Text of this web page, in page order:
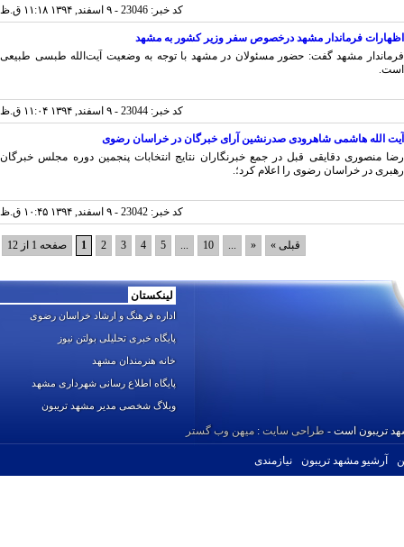
کد خبر: 23046 - ۹ اسفند, ۱۳۹۴ ۱۱:۱۸ ق.ظ
فرماندار مشهد درخصوص سفر وزیر کشور به مشهد
مشهد گفت: حضور مسئولان در مشهد با توجه به وضعیت آیت‌الله طبسی طبیعی
کد خبر: 23044 - ۹ اسفند, ۱۳۹۴ ۱۱:۰۴ ق.ظ
الله هاشمی شاهرودی صدرنشین آرای خبرگان در خراسان رضوی
منصوری دقایقی قبل در جمع خبرنگاران نتایج انتخابات پنجمین دوره مجلس خبرگان
در خراسان رضوی را اعلام کرد؛.
کد خبر: 23042 - ۹ اسفند, ۱۳۹۴ ۱۰:۴۵ ق.ظ
صفحه 1 از 12 10 قبلی »
لینکستان
اداره فرهنگ و ارشاد خراسان رضوی
پایگاه خبری تحلیلی بولتن نیوز
خانه هنرمندان مشهد
پایگاه اطلاع رسانی شهرداری مشهد
وبلاگ شخصی مدیر مشهد تریبون
تریبون است -طراحی سایت:میهن وب گستر
آرشیو مشهد تریبون نیازمندی